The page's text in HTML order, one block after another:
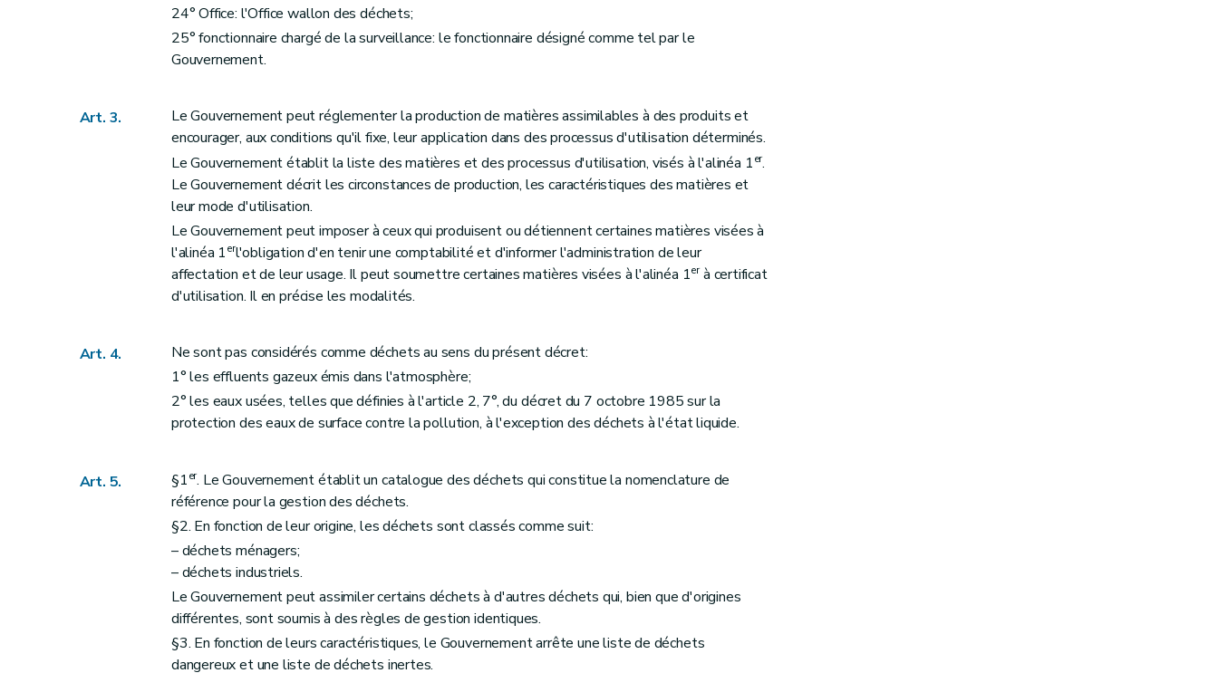
Art. 35
Art. 36
Art. 37
Section 4 Société publique à forme commerciale
Art. 39
Section 5 Echantillonnages et analysés
Art. 40
Chapitre VII Dispositions fonctionnelles
Section première Statistiques et renseignements
Art. 30
Section 2 Commission des déchets
Art. 33
Section 3 Office wallon des Déchets
Art. 36
Art. 37
Section 4 Société publique à forme commerciale
Art. 39
Section 5 Echantillonnages et analysés
Art. 40
24° Office: l'Office wallon des déchets;
25° fonctionnaire chargé de la surveillance: le fonctionnaire désigné comme tel par le
Gouvernement.
Art. 3.
Le Gouvernement peut réglementer la production de matières assimilables à des produits et
encourager, aux conditions qu'il fixe, leur application dans des processus d'utilisation déterminés.
Le Gouvernement établit la liste des matières et des processus d'utilisation, visés à l'alinéa 1er.
Le Gouvernement décrit les circonstances de production, les caractéristiques des matières et
leur mode d'utilisation.
Le Gouvernement peut imposer à ceux qui produisent ou détiennent certaines matières visées à
l'alinéa 1erl'obligation d'en tenir une comptabilité et d'informer l'administration de leur
affectation et de leur usage. Il peut soumettre certaines matières visées à l'alinéa 1erà certificat
d'utilisation. Il en précise les modalités.
Art. 4.
Ne sont pas considérés comme déchets au sens du présent décret:
1° les effluents gazeux émis dans l'atmosphère;
2° les eaux usées, telles que définies à l'article 2, 7°, du décret du 7 octobre 1985 sur la
protection des eaux de surface contre la pollution, à l'exception des déchets à l'état liquide.
Art. 5. §1er. Le Gouvernement établit un catalogue des déchets qui constitue la nomenclature de
référence pour la gestion des déchets.
§2. En fonction de leur origine, les déchets sont classés comme suit:
– déchets ménagers;
– déchets industriels.
Le Gouvernement peut assimiler certains déchets à d'autres déchets qui, bien que d'origines
différentes, sont soumis à des règles de gestion identiques.
§3. En fonction de leurs caractéristiques, le Gouvernement arrête une liste de déchets
dangereux et une liste de déchets inertes.